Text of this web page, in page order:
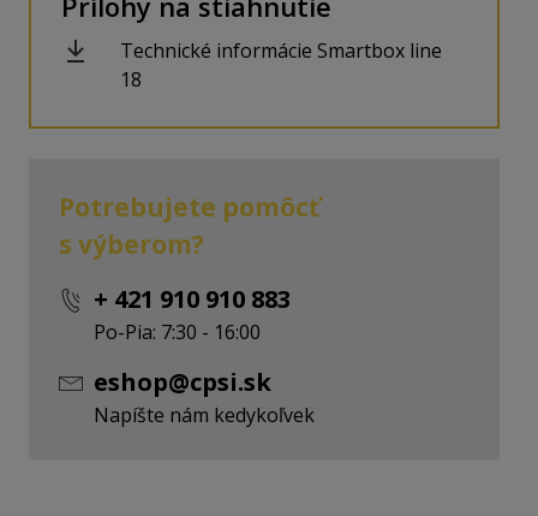
Technické informácie Smartbox line
18
Potrebujete pomôcť
s výberom?
+ 421 910 910 883
Po-Pia: 7:30 - 16:00
eshop@cpsi.sk
Napíšte nám kedykoľvek